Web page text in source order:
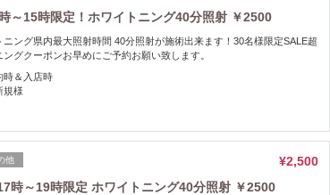
～15時限定！ホワイトニング40分照射 ￥2500
ニング県内最大照射時間 40分照射が施術出来ます！30名様限定SALE超
グクーポンお早めにご予約お願い致します。
時＆入店時
規様
他
¥2,500
時～19時限定 ホワイトニング40分照射 ￥2500